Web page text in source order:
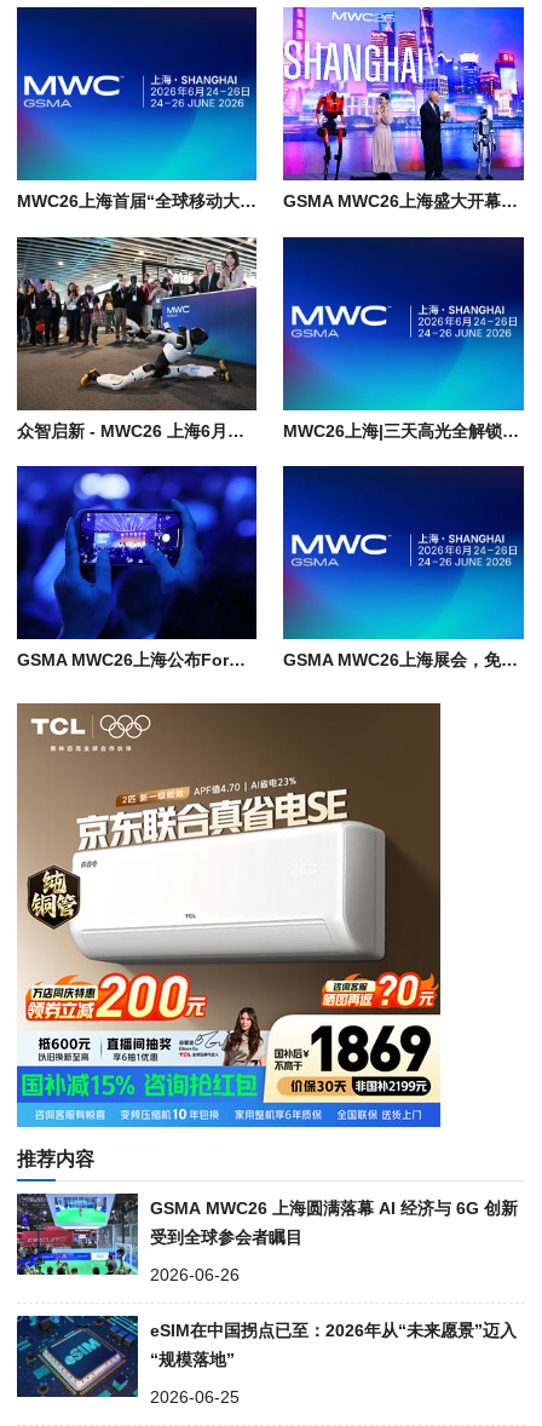
MWC26上海首届“全球移动大奖·亚洲”震撼揭晓|上海世界移动通信大会 GSMA MWC26上海盛大开幕，AI、机器人、无人机引领创新浪潮
众智启新 - MWC26 上海6月开幕，邀你共赴"科技嘉年华" MWC26上海|三天高光全解锁, Mobile AI资本论坛深度揭秘, 倒计时冲刺！
GSMA MWC26上海公布Formula E体验活动及全球演讲嘉宾阵容 GSMA MWC26上海展会，免费参会观展门票登记已开放，沉浸式体验6大新展区
推荐内容
GSMA MWC26 上海圆满落幕 AI 经济与 6G 创新
受到全球参会者瞩目
2026-06-26
eSIM在中国拐点已至：2026年从“未来愿景”迈入
“规模落地”
2026-06-25